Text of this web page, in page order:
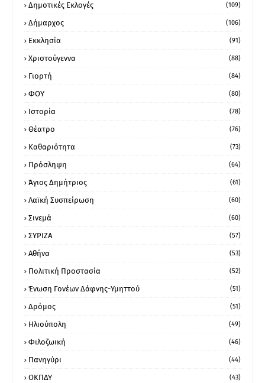
Δημοτικές Εκλογές (109)
Δήμαρχος (106)
Εκκλησία (91)
Χριστούγεννα (88)
Γιορτή (84)
ΦΟΥ (80)
Ιστορία (78)
Θέατρο (76)
Καθαριότητα (73)
Πρόσληψη (64)
Άγιος Δημήτριος (61)
Λαϊκή Συσπείρωση (60)
Σινεμά (60)
ΣΥΡΙΖΑ (57)
Αθήνα (53)
Πολιτική Προστασία (52)
Ένωση Γονέων Δάφνης-Υμηττού (51)
Δρόμος (51)
Ηλιούπολη (49)
Φιλοζωική (46)
Πανηγύρι (44)
ΟΚΠΔΥ (43)